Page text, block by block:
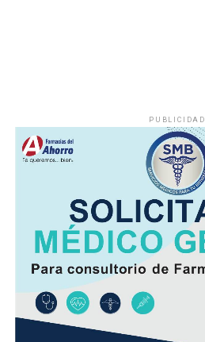
PUBLICIDAD